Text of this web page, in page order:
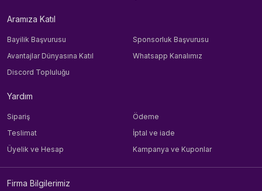
Aramıza Katıl
Bayilik Başvurusu
Sponsorluk Başvurusu
Avantajlar Dünyasına Katıl
Whatsapp Kanalımız
Discord Topluluğu
Yardım
Sipariş
Ödeme
Teslimat
İptal ve iade
Üyelik ve Hesap
Kampanya ve Kuponlar
Firma Bilgilerimiz